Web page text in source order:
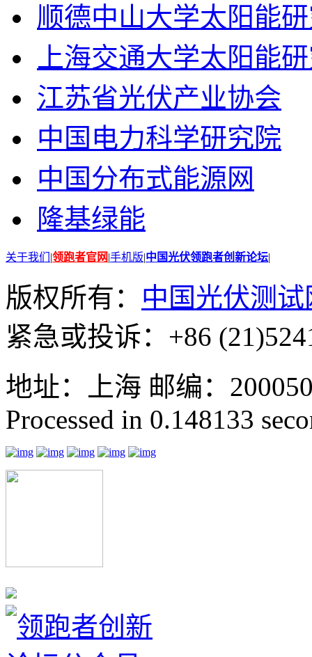
顺德中山大学太阳能
上海交通大学太阳能
江苏省光伏产业协会
中国电力科学研究院
中国分布式能源网
隆基绿能
关于我们 |领跑者官网|手机版|中国光伏领跑者创新论坛|
版权所有： 中国光伏测试
紧急或投诉：+86
地址：上海 邮编：
Processed in 0.148133